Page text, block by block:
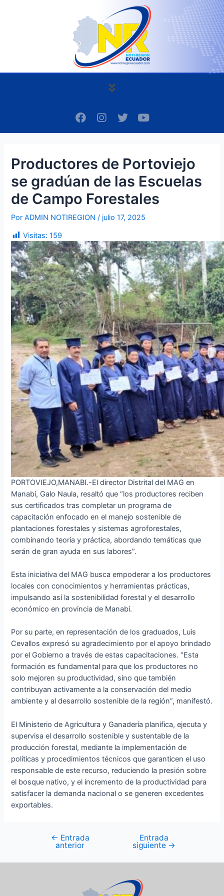
Menú
F
a
c
o
k
I
n
s
g
r
a
m
T
w
i
e
Y
o
u
b
e
Productores de Portoviejo
se gradúan de las Escuelas
de Campo Forestales
PorADMIN NOTIREGION/ julio 17, 2025
Visitas: 159
PORTOVIEJO,MANABI.-El director Distrital del MAG en
Manabí, Galo Naula, resaltó que “los productores reciben
sus certificados tras completar un programa de
capacitación enfocado en el manejo sostenible de
plantaciones forestales y sistemas agroforestales,
combinando teoría y práctica, abordando temáticas que
serán de gran ayuda en sus labores”.
Esta iniciativa del MAG busca empoderar a los productores
locales con conocimientos y herramientas prácticas,
impulsando así la sostenibilidad forestal y el desarrollo
económico en provincia de Manabí.
Por su parte, en representación de los graduados, Luis
Cevallos expresó su agradecimiento por el apoyo brindado
por el Gobierno a través de estas capacitaciones. “Esta
formación es fundamental para que los productores no
solo mejoren su productividad, sino que también
contribuyan activamente a la conservación del medio
ambiente y al desarrollo sostenible de la región”, manifestó.
El Ministerio de Agricultura y Ganadería planifica, ejecuta y
supervisa el desarrollo sostenible y sustentable de la
producción forestal, mediante la implementación de
políticas y procedimientos técnicos que garanticen el uso
responsable de este recurso, reduciendo la presión sobre
el bosque nativo, y el incremento de la productividad para
satisfacer la demanda nacional o se generen excedentes
exportables.
← Entrada
anterior
Entrada
siguiente →